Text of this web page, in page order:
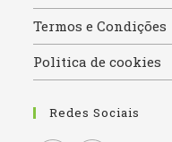
Termos e Condições
Politica de cookies
Redes Sociais